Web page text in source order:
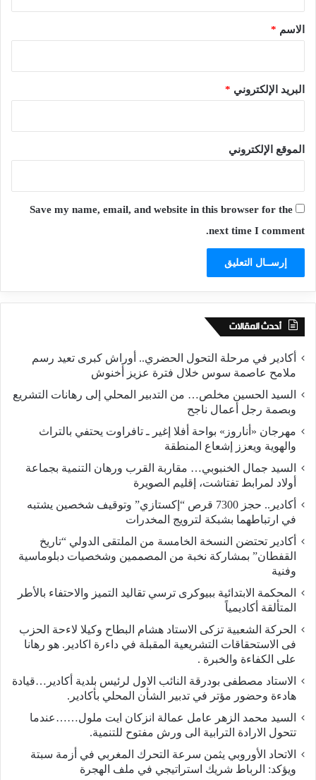
*الاسم *
البريد الإلكتروني *
الموقع الإلكتروني
Save my name, email, and website in this browser for the
next time I comment.
أحدث المقالات
أكادير في مرحلة التحول الحضري.. أوراش كبرى تعيد رسم
ملامح عاصمة سوس خلال فترة عزيز أخنوش
السيد الحسين مخلص… من التدبير المحلي إلى رهانات التشريع
وبصمة رجل أعمال ناجح
مهرجان «أناروز» بواحة أفلا إغير ـ تافراوت يحتفي بالتراث
والهوية ويعزز إشعاع المنطقة
السيد جمال الخنبوبي… مقاربة القرب ورهان التنمية بجماعة
أولاد لمرابط تفتاشت، إقليم الصويرة
أكادير.. حجز 7300 قرص “إكستازي” وتوقيف شخصين يشتبه
في ارتباطهما بشبكة لترويج المخدرات
أكادير تحتضن النسخة الخامسة من الملتقى الدولي “تاريخ
القفطان” بمشاركة نخبة من المصممين وشخصيات دبلوماسية
وفنية
المحكمة الابتدائية ببيوكرى ترسي تقاليد التميز والاحتفاء بالأطر
المتألقة أكاديمياً
الحركة الشعبية تزكى الاستاد هشام البطاح وكيلا لاءحة الحزب
فى الاستحقاقات التشريعية المقبلة في داءرة اكادير. هو رهانا
على الكفاءة والخبرة .
الاستاد مصطفى بودرقة النائب الاول لرئيس بلدية أكادير…قيادة
هادءة وحضور مؤتر في تدبير الشأن المحلي بأكادير.
السيد محمد الزهر عامل عمالة انزكان ايت ملول……عندما
تتحول الارادة الترابية الى ورش مفتوح للتنمية.
الاتحاد الأوروبي يثمن سرعة التحرك المغربي في أزمة سبتة
ويؤكد: الرباط شريك استراتيجي في ملف الهجرة